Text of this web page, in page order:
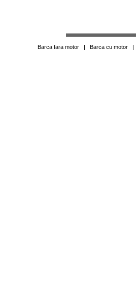
Barca fara motor| Barca cu motor|